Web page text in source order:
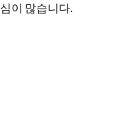
이 많습니다.